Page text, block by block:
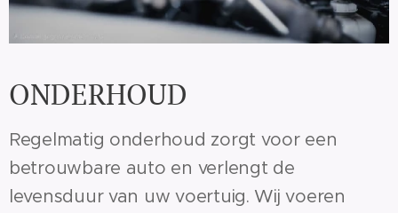
ONDERHOUD
Regelmatig onderhoud zorgt voor een
betrouwbare auto en verlengt de
levensduur van uw voertuig. Wij voeren